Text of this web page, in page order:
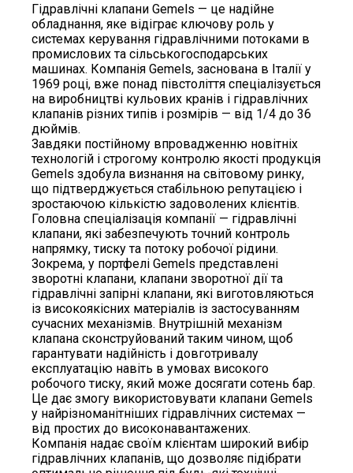
Гідравлічні клапани Gemels — це надійне
обладнання, яке відіграє ключову роль у
системах керування гідравлічними потоками в
промислових та сільськогосподарських
машинах. Компанія Gemels, заснована в Італії у
1969 році, вже понад півстоліття спеціалізується
на виробництві кульових кранів і гідравлічних
клапанів різних типів і розмірів — від 1/4 до 36
дюймів.
Завдяки постійному впровадженню новітніх
технологій і строгому контролю якості продукція
Gemels здобула визнання на світовому ринку,
що підтверджується стабільною репутацією і
зростаючою кількістю задоволених клієнтів.
Головна спеціалізація компанії — гідравлічні
клапани, які забезпечують точний контроль
напрямку, тиску та потоку робочої рідини.
Зокрема, у портфелі Gemels представлені
зворотні клапани, клапани зворотної дії та
гідравлічні запірні клапани, які виготовляються
із високоякісних матеріалів із застосуванням
сучасних механізмів. Внутрішній механізм
клапана сконструйований таким чином, щоб
гарантувати надійність і довготривалу
експлуатацію навіть в умовах високого
робочого тиску, який може досягати сотень бар.
Це дає змогу використовувати клапани Gemels
у найрізноманітніших гідравлічних системах —
від простих до високонавантажених.
Компанія надає своїм клієнтам широкий вибір
гідравлічних клапанів, що дозволяє підібрати